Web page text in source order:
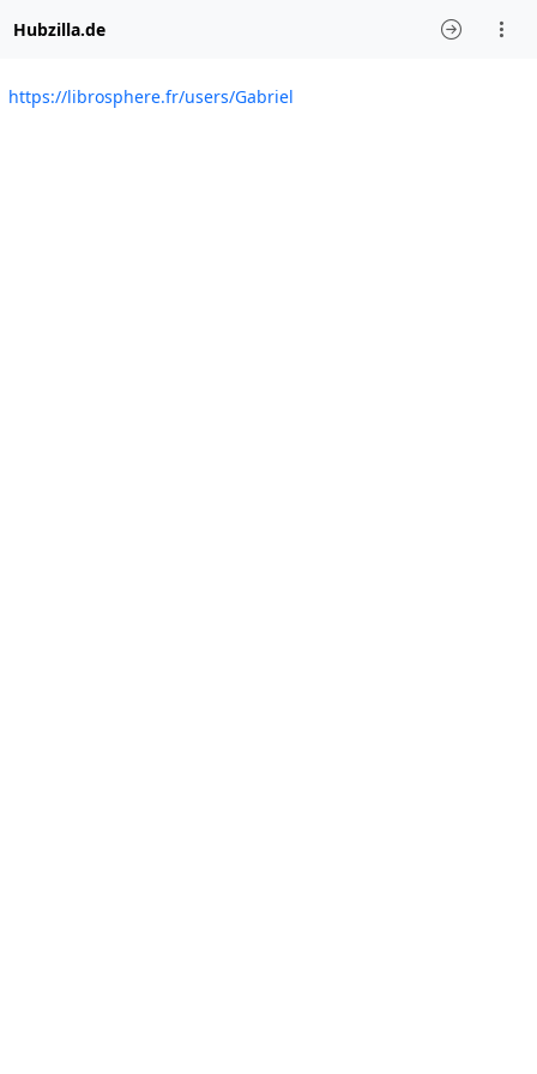
Hubzilla.de
https://librosphere.fr/users/Gabriel